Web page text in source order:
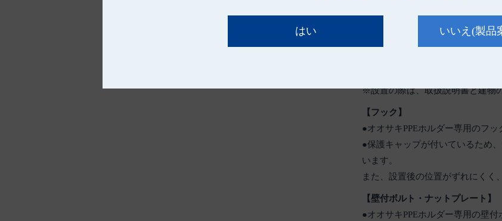
はい いいえ (製品
※設置の際は、取扱説明書と建物
【フック】
●オオサキPPEホルダー専用のフッ
●保護キャップが付いているため
います。
また、設置後の位置がずれにくく
【壁付ボルト・ナットプレート】
●オオサキPPEホルダー専用の壁付